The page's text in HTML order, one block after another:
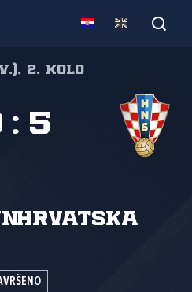
2. kolo
Hrvatska
: 5